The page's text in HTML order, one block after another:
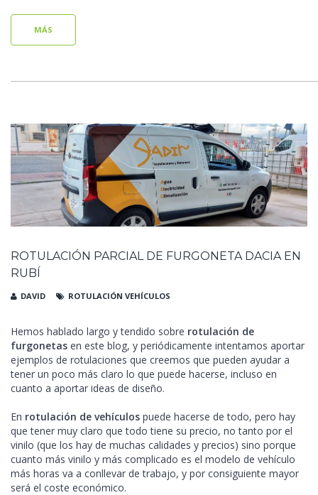
MÁS
ROTULACIÓN PARCIAL DE FURGONETA DACIA EN
RUBÍ
DAVID ROTULACIÓN VEHÍCULOS
Hemos hablado largo y tendido sobre rotulación de
furgonetas en este blog, y periódicamente intentamos aportar
ejemplos de rotulaciones que creemos que pueden ayudar a
tener un poco más claro lo que puede hacerse, incluso en
cuanto a aportar ideas de diseño.
En rotulación de vehículos puede hacerse de todo, pero hay
que tener muy claro que todo tiene su precio, no tanto por el
vinilo (que los hay de muchas calidades y precios) sino porque
cuanto más vinilo y más complicado es el modelo de vehículo
más horas va a conllevar de trabajo, y por consiguiente mayor
será el coste económico.